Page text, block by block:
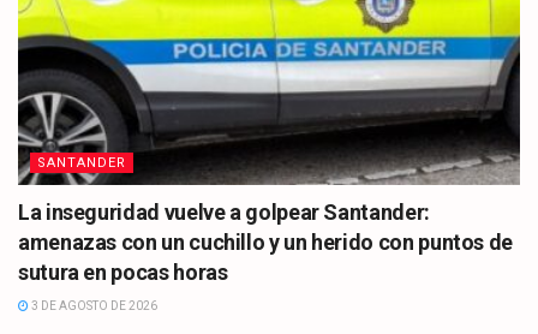
SANTANDER
La inseguridad vuelve a golpear Santander:
amenazas con un cuchillo y un herido con puntos de
sutura en pocas horas
3 DE AGOSTO DE 2026